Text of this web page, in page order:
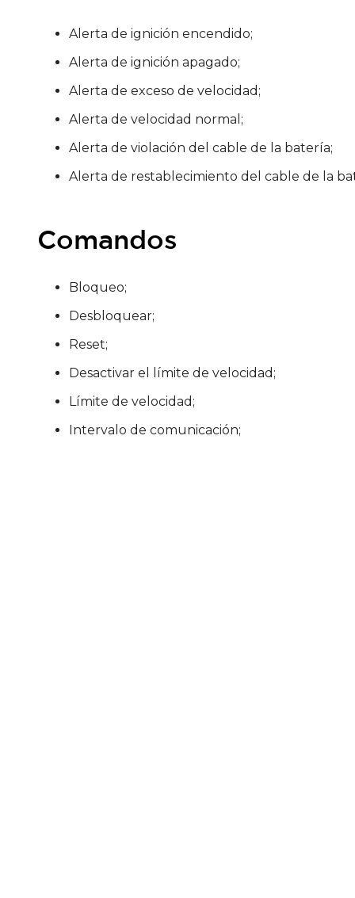
Alerta de ignición encendido;
Alerta de ignición apagado;
Alerta de exceso de velocidad;
Alerta de velocidad normal;
Alerta de violación del cable de la batería;
Alerta de restablecimiento del cable de la
Comandos
Bloqueo;
Desbloquear;
Reset;
Desactivar el límite de velocidad;
Límite de velocidad;
Intervalo de comunicación;